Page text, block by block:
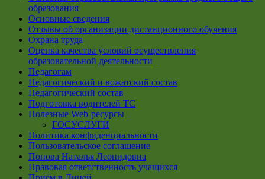
образования
Основные сведения
Отзывы об организации дистанционного обучения
Охрана труда
Оценка качества условий осуществления
образовательной деятельности
Педагогам
Педагогический и вожатский состав
Педагогический состав
Подготовка водителей ТС
Полезные Web-ресурсы
ГОСУСЛУГИ
Политика конфиденциальности
Пользовательское соглашение
Попова Наталья Леонидовна
Правовая ответственность учащихся